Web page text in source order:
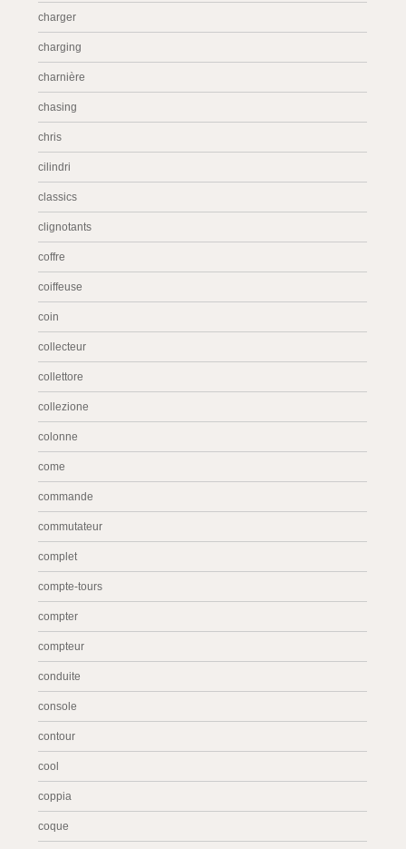
charger
charging
charnière
chasing
chris
cilindri
classics
clignotants
coffre
coiffeuse
coin
collecteur
collettore
collezione
colonne
come
commande
commutateur
complet
compte-tours
compter
compteur
conduite
console
contour
cool
coppia
coque